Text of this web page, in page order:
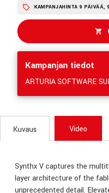
KAMPANJAHINTA 9 PÄIVÄÄ,
Kampanjan tiedot
ARTURIA SOFTWARE
Kuvaus Video
Synthx V captures the
layer architecture of the
unprecedented detail.